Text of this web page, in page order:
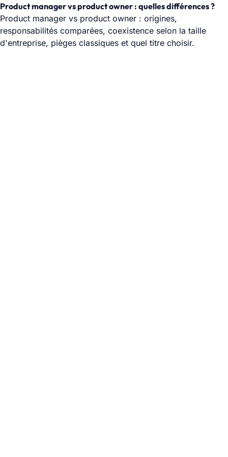
Product manager vs product owner : quelles différences ?
Product manager vs product owner : origines,
responsabilités comparées, coexistence selon la taille
d'entreprise, pièges classiques et quel titre choisir.